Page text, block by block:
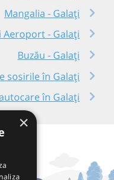
Mangalia - Galați
Aeroport - Galați
Buzău - Galați
sosirile în Galați
în Galați
×